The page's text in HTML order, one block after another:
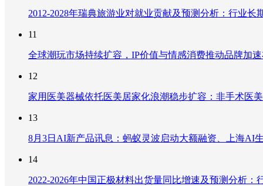
2012-2028年瑞典旅游业对就业贡献及预测分析：行业
11
全球潮玩市场持续扩容，IP价值与情感消费推动品牌加
12
家用医美器械依托医美居家化浪潮稳步扩容：非手术医
13
8月3日AI新产品讯息：蚂蚁灵波启动大额融资、上海AI
14
2022-2026年中国正极材料出货量同比增速及预测分析